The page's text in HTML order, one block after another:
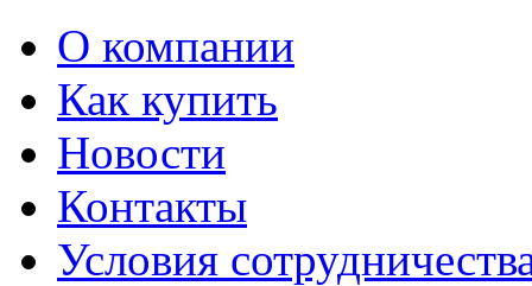
О компании
Как купить
Новости
Контакты
Условия